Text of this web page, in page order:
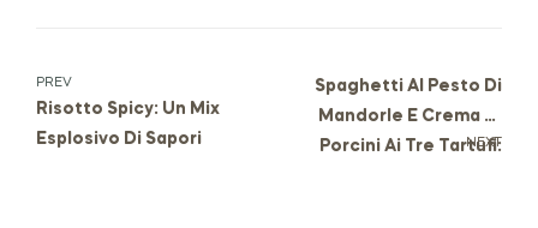
PREV
Risotto Spicy: Un Mix
Esplosivo Di Sapori
NEXT
Spaghetti Al Pesto Di
Mandorle E Crema Di
Porcini Ai Tre Tartufi: